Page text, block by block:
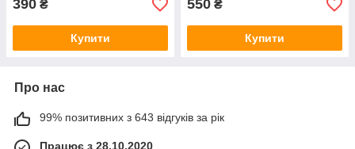
390 ₴
Купити
550 ₴
Купити
Про нас
99% позитивних з 643 відгуків за рік
Працює з 28.10.2020